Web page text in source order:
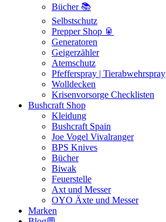
Bücher 📚
Selbstschutz
Prepper Shop 🥫
Generatoren
Geigerzähler
Atemschutz
Pfefferspray | Tierabwehrspray
Wolldecken
Krisenvorsorge Checklisten
Bushcraft Shop
Kleidung
Bushcraft Spain
Joe Vogel Vivalranger
BPS Knives
Bücher
Biwak
Feuerstelle
Axt und Messer
OYO Äxte und Messer
Marken